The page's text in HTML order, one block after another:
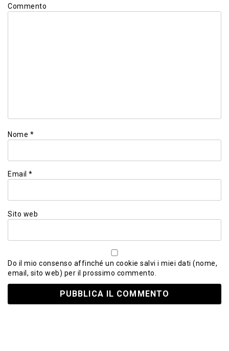
Commento
Nome *
Email *
Sito web
Do il mio consenso affinché un cookie salvi i miei dati (nome,
email, sito web) per il prossimo commento.